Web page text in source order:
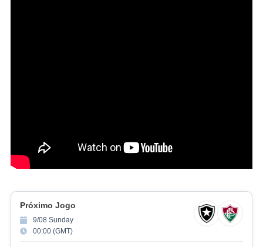
Próximo Jogo
9/08 Sunday
00:00 (GMT)